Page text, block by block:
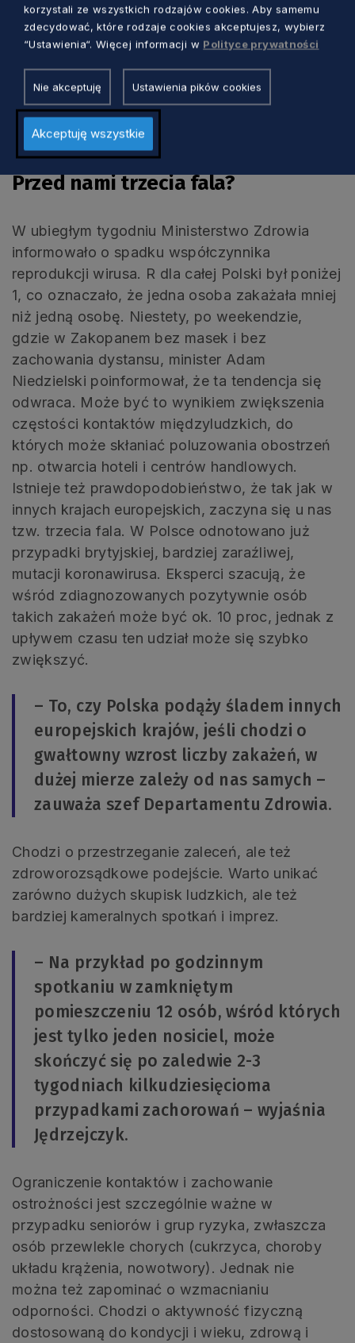
poprzednich miesiącach. Obecnie
tylko w szpitalach podległych
pomorskiego jest leczonych ponad
450 osób – zaznacza Tadeusz
Jędrzejczyk
Przed nami trzecia fala?
W ubiegłym tygodniu Ministerstwo Zdrowia
informowało o spadku współczynnika
reprodukcji wirusa. R dla całej Polski był poniżej
1, co oznaczało, że jedna osoba zakażała mniej
niż jedną osobę. Niestety, po weekendzie,
gdzie w Zakopanem bez masek i bez
zachowania dystansu, minister Adam
Niedzielski poinformował, że ta tendencja się
odwraca. Może być to wynikiem zwiększenia
częstości kontaktów międzyludzkich, do
których może skłaniać poluzowania obostrzeń
np. otwarcia hoteli i centrów handlowych.
Istnieje też prawdopodobieństwo, że tak jak w
innych krajach europejskich, zaczyna się u nas
tzw. trzecia fala. W Polsce odnotowano już
przypadki brytyjskiej, bardziej zaraźliwej,
mutacji koronawirusa. Eksperci szacują, że
wśród zdiagnozowanych pozytywnie osób
takich zakażeń może być ok. 10 proc, jednak z
upływem czasu ten udział może się szybko
zwiększyć.
– To, czy Polska podąży śladem innych
europejskich krajów, jeśli chodzi o
gwałtowny wzrost liczby zakażeń, w
dużej mierze zależy od nas samych –
zauważa szef Departamentu Zdrowia.
Chodzi o przestrzeganie zaleceń, ale też
zdroworozsądkowe podejście. Warto unikać
zarówno dużych skupisk ludzkich, ale też
bardziej kameralnych spotkań i imprez.
– Na przykład po godzinnym
spotkaniu w zamkniętym
pomieszczeniu 12 osób, wśród których
jest tylko jeden nosiciel, może
skończyć się po zaledwie 2-3
tygodniach kilkudziesięcioma
przypadkami zachorowań – wyjaśnia
Jędrzejczyk.
Ograniczenie kontaktów i zachowanie
ostrożności jest szczególnie ważne w
przypadku seniorów i grup ryzyka, zwłaszcza
osób przewlekle chorych (cukrzyca, choroby
układu krążenia, nowotwory). Jednak nie
można też zapominać o wzmacnianiu
odporności. Chodzi o aktywność fizyczną
dostosowaną do kondycji i wieku, zdrową i
korzystali ze wszystkich rodzajów cookies. Aby samemu
zdecydować, które rodzaje cookies akceptujesz, wybierz
“Ustawienia“. Więcej informacji w Polityce prywatności
Nie akceptuję Ustawienia pików cookies
Akceptuję wszystkie